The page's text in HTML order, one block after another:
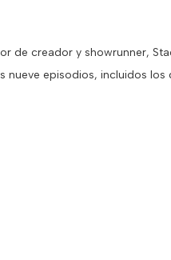
de creador y showrunner,
nueve episodios, incluidos los